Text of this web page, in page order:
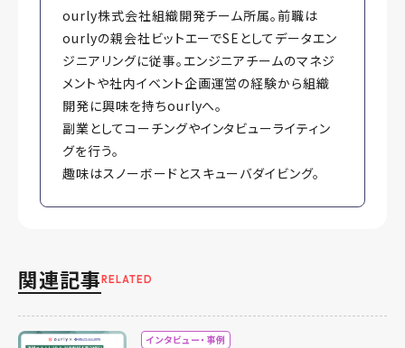
ourly株式会社組織開発チーム所属。前職は
ourlyの親会社ビットエーでSEとしてデータエン
ジニアリングに従事。エンジニアチームのマネジ
メントや社内イベント企画運営の経験から組織
開発に興味を持ちourlyへ。
副業としてコーチングやインタビューライティン
グを行う。
趣味はスノーボードとスキューバダイビング。
関連記事RELATED
インタビュー・事例